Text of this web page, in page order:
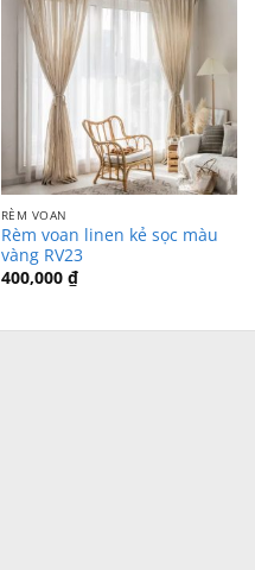
RÈM VOAN
Rèm voan linen kẻ sọc màu
vàng RV23
400,000 ₫